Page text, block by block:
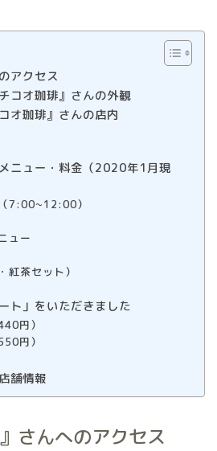
アクセス
コオ珈琲』さんの外観
オ珈琲』さんの店内
ニュー・料金（2020年1月現
7:00~12:00）
ュー
紅茶セット）
ト」をいただきました
円）
円）
舗情報
さんへのアクセス